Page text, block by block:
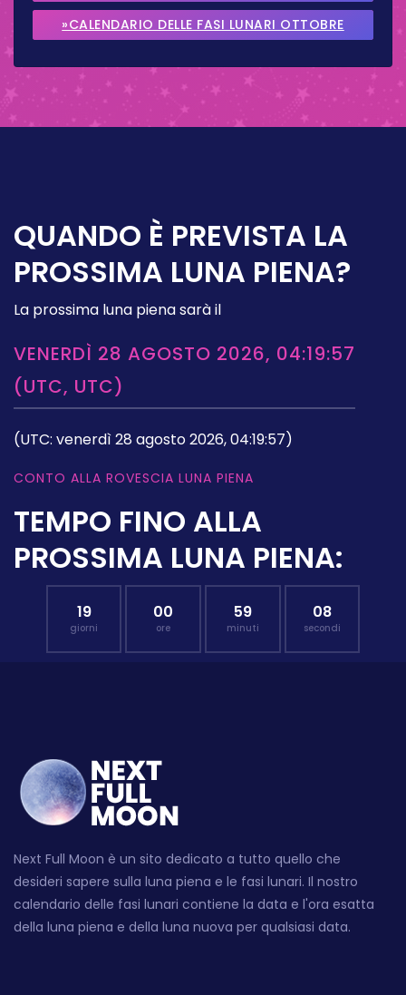
2026
»CALENDARIO DELLE FASI LUNARI OTTOBRE
QUANDO È PREVISTA LA
PROSSIMA LUNA PIENA?
La prossima luna piena sarà il
VENERDÌ 28 AGOSTO 2026, 04:19:57
(UTC, UTC)
(UTC: venerdì 28 agosto 2026, 04:19:57)
CONTO ALLA ROVESCIA LUNA PIENA
TEMPO FINO ALLA
PROSSIMA LUNA PIENA:
19
giorni
00
ore
59
minuti
07
secondi
Next Full Moon è un sito dedicato a tutto quello che
desideri sapere sulla luna piena e le fasi lunari. Il nostro
calendario delle fasi lunari contiene la data e l'ora esatta
della luna piena e della luna nuova per qualsiasi data.